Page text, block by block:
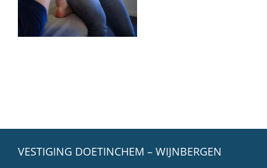
VESTIGING DOETINCHEM – WIJNBERGEN